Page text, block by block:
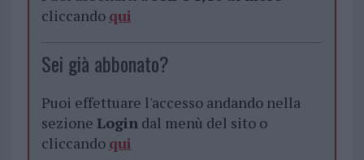
cliccando qui
Sei già abbonato?
Puoi effettuare l'accesso andando nella
sezione Logindal menù del sito o
cliccando qui